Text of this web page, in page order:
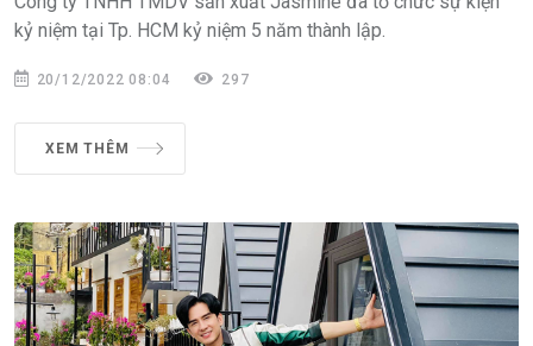
kỷ niệm tại Tp. HCM kỷ niệm 5 năm thành lập.
20/12/2022 08:04 297
XEM THÊM